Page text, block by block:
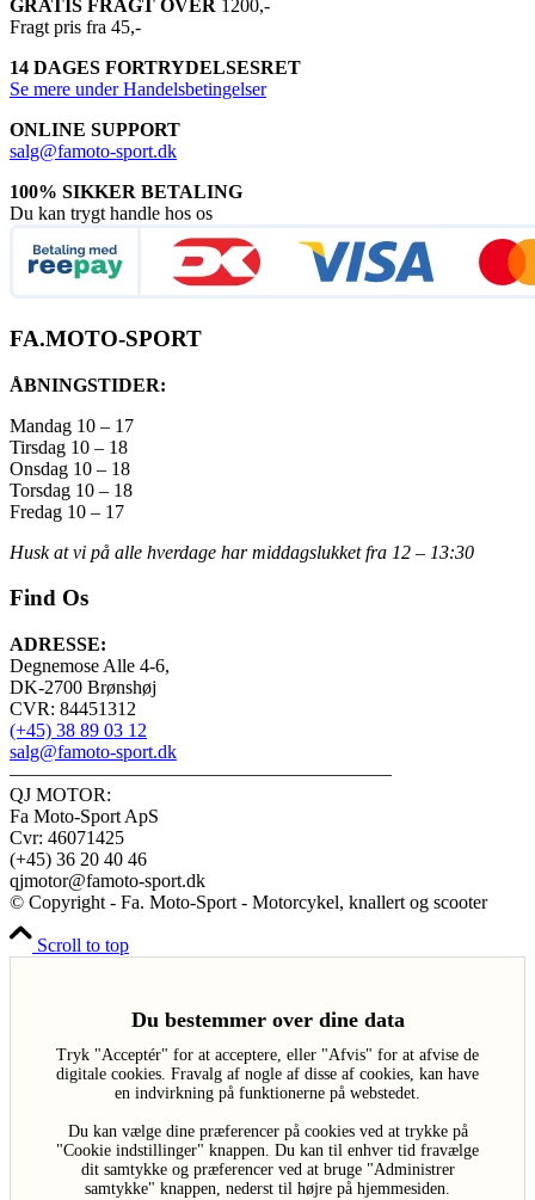
GRATIS FRAGT OVER 1200,-
Fragt pris fra 45,-
14 DAGES FORTRYDELSESRET
Se mere under Handelsbetingelser
ONLINE SUPPORT
salg@famoto-sport.dk
100% SIKKER BETALING
Du kan trygt handle hos os
FA.MOTO-SPORT
ÅBNINGSTIDER:
Mandag 10 – 17
Tirsdag 10 – 18
Onsdag 10 – 18
Torsdag 10 – 18
Fredag 10 – 17
Husk at vi på alle hverdage har middagslukket fra 12 – 13:30
Find Os
ADRESSE:
Degnemose Alle 4-6,
DK-2700 Brønshøj
CVR: 84451312
(+45) 38 89 03 12
salg@famoto-sport.dk
————————————————————
QJ MOTOR:
Fa Moto-Sport ApS
Cvr: 46071425
(+45) 36 20 40 46
qjmotor@famoto-sport.dk
© Copyright - Fa. Moto-Sport - Motorcykel, knallert og scooter
Scroll to top
Du bestemmer over dine data
Tryk "Acceptér" for at acceptere, eller "Afvis" for at afvise de
digitale cookies. Fravalg af nogle af disse af cookies, kan have
en indvirkning på funktionerne på webstedet.
Du kan vælge dine præferencer på cookies ved at trykke på
"Cookie indstillinger" knappen. Du kan til enhver tid fravælge
dit samtykke og præferencer ved at bruge "Administrer
samtykke" knappen, nederst til højre på hjemmesiden.